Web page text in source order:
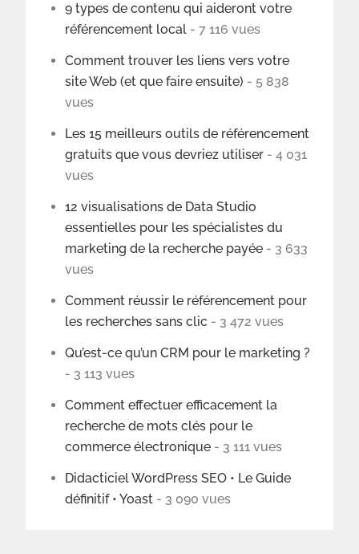
9 types de contenu qui aideront votre
référencement local - 7 116 vues
Comment trouver les liens vers votre
site Web (et que faire ensuite) - 5 838
vues
Les 15 meilleurs outils de référencement
gratuits que vous devriez utiliser - 4 031
vues
12 visualisations de Data Studio
essentielles pour les spécialistes du
marketing de la recherche payée - 3 633
vues
Comment réussir le référencement pour
les recherches sans clic - 3 472 vues
Qu’est-ce qu’un CRM pour le marketing ?
- 3 113 vues
Comment effectuer efficacement la
recherche de mots clés pour le
commerce électronique - 3 111 vues
Didacticiel WordPress SEO • Le Guide
définitif • Yoast - 3 090 vues